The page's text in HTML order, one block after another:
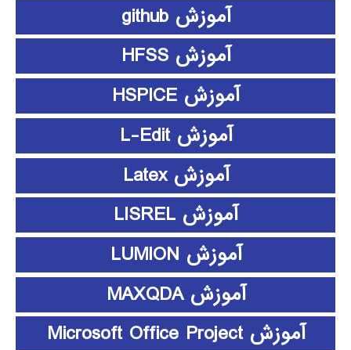
آموزش github
آموزش HFSS
آموزش HSPICE
آموزش L-Edit
آموزش Latex
آموزش LISREL
آموزش LUMION
آموزش MAXQDA
آموزش Microsoft Office Project